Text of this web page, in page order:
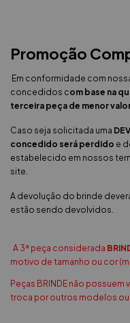
Promoção
Em conformidade com
concedidos com base na
terceira peça de menor
Caso seja solicitada uma
concedido será perdido e
estabelecido em nossos
site.
A devolução do brinde
estão sendo devolvidos.
A 3ª peça considerada
motivo de tamanho ou cor
Peças BRINDE não
troca por outros modelos ou